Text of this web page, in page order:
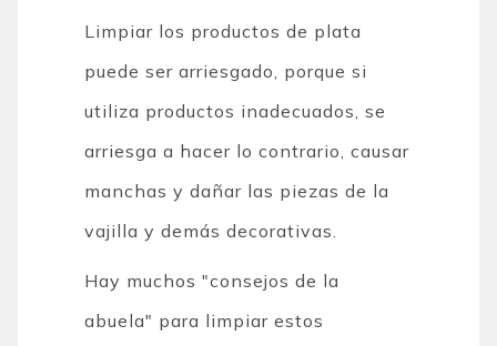
Limpiar los productos de plata
puede ser arriesgado, porque si
utiliza productos inadecuados, se
arriesga a hacer lo contrario, causar
manchas y dañar las piezas de la
vajilla y demás decorativas.
Hay muchos "consejos de la
abuela" para limpiar estos